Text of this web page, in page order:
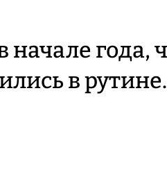
начале года,
в рутине.